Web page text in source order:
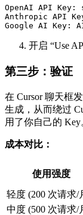
OpenAI API
Anthropic API
开启 “Use
第三步：验证
在 Cursor 聊天框
生成，从而绕过
用了你自己的 Key
成本对比：
使用强度
轻度 (200 次请求/
中度 (500 次请求/